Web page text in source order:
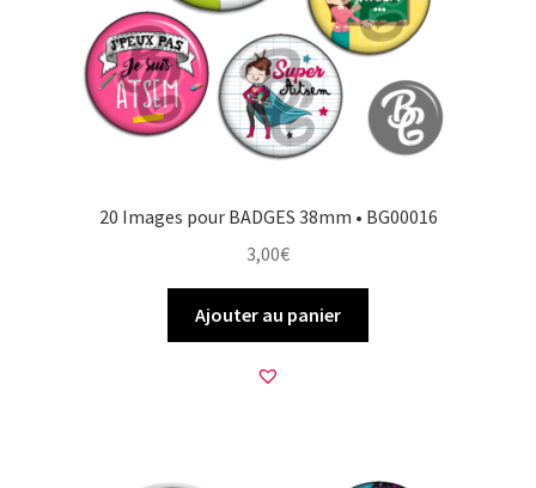
20 Images pour BADGES 38mm • BG00016
3,00€
Ajouter au panier